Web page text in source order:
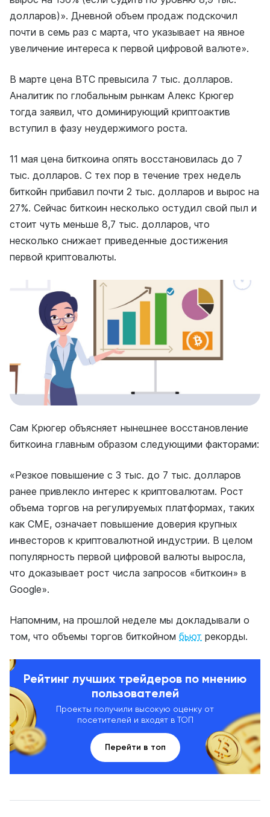
долларов)». Дневной объем продаж подскочил
почти в семь раз с марта, что указывает на явное
увеличение интереса к первой цифровой валюте».
В марте цена BTC превысила 7 тыс. долларов.
Аналитик по глобальным рынкам Алекс Крюгер
тогда заявил, что доминирующий криптоактив
вступил в фазу неудержимого роста.
11 мая цена биткоина опять восстановилась до 7
тыс. долларов. С тех пор в течение трех недель
биткойн прибавил почти 2 тыс. долларов и вырос на
27%. Сейчас биткоин несколько остудил свой пыл и
стоит чуть меньше 8,7 тыс. долларов, что
несколько снижает приведенные достижения
первой криптовалюты.
Сам Крюгер объясняет нынешнее восстановление
биткоина главным образом следующими факторами:
«Резкое повышение с 3 тыс. до 7 тыс. долларов
ранее привлекло интерес к криптовалютам. Рост
объема торгов на регулируемых платформах, таких
как CME, означает повышение доверия крупных
инвесторов к криптовалютной индустрии. В целом
популярность первой цифровой валюты выросла,
что доказывает рост числа запросов «биткоин» в
Google».
Напомним, на прошлой неделе мы докладывали о
том, что объемы торгов биткойном бьют рекорды.
Рейтинг лучших трейдеров по мнению
пользователей
Проекты получили высокую оценку от
посетителей и входят в ТОП
Перейти в топ